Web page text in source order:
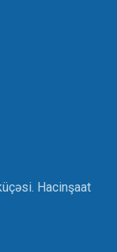
Hacinşaat